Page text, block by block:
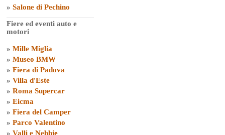
» Salone di Pechino
Fiere ed eventi auto e
motori
» Mille Miglia
» Museo BMW
» Fiera di Padova
» Villa d'Este
» Roma Supercar
» Eicma
» Fiera del Camper
» Parco Valentino
» Valli e Nebbie